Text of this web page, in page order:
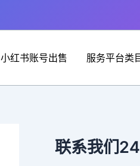
小红书账号出售 服务平台类
联系我们